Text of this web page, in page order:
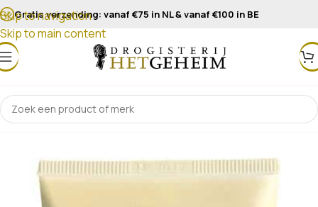
Skip to navigation
Skip to main content
Gratis verzending: vanaf €75 in NL & vanaf €100 in BE